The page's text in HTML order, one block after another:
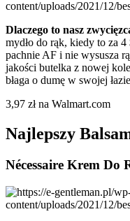
Dlaczego to nasz
mydło do rąk, kiedy to za
pachnie AF i nie wysusza
jakości butelka z nowej
błaga o dumę w swojej
3,97 zł na Walmart.com
Najlepszy
Nécessaire Krem Do